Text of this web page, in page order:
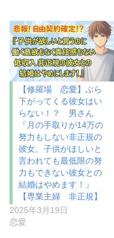
【修羅場 恋愛】ぶら
下がってくる彼女はい
らない！？ 男さん
『月の手取りが14万の
努力もしない非正規の
彼女。子供がほしいと
言われても最低限の努
力もできない彼女との
結婚はやめます！』
【専業主婦 非正規】
2025年3月19日
恋愛